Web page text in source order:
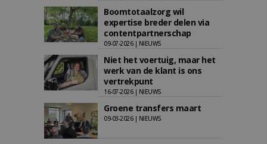
Boomtotaalzorg wil
expertise breder delen via
contentpartnerschap
09-07-2026 | NIEUWS
Niet het voertuig, maar het
werk van de klant is ons
vertrekpunt
16-07-2026 | NIEUWS
Groene transfers maart
09-03-2026 | NIEUWS